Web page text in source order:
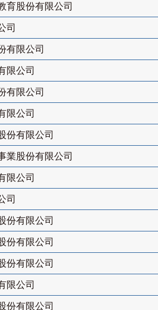
育股份有限公司
司
有限公司
限公司
有限公司
限公司
份有限公司
業股份有限公司
限公司
司
份有限公司
份有限公司
份有限公司
限公司
份有限公司